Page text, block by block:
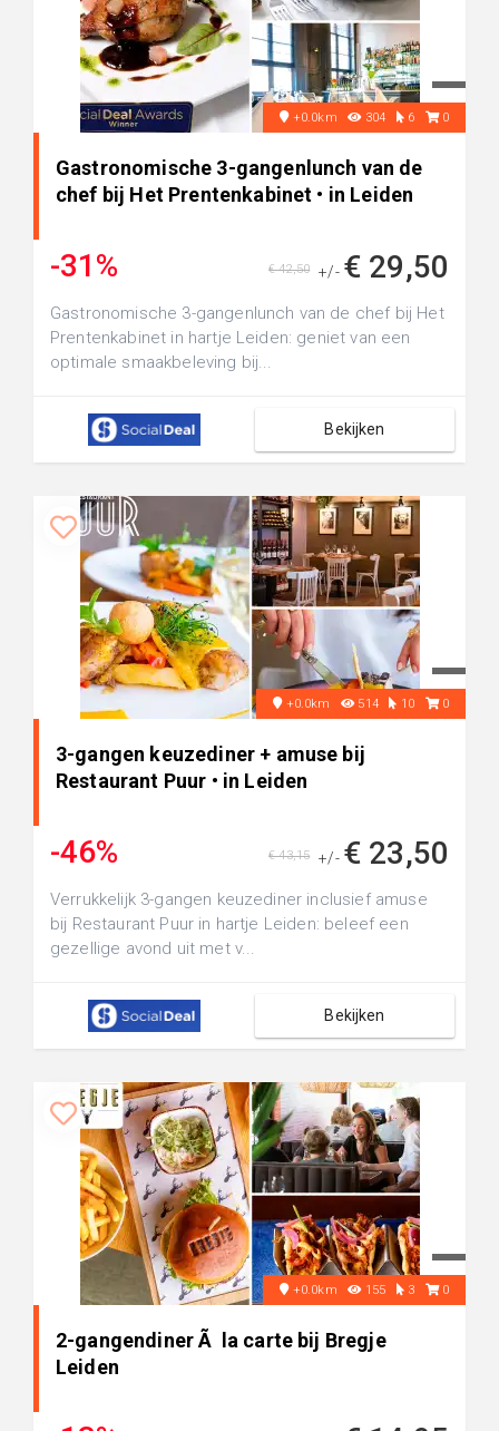
+0.0km 304 6 0
Gastronomische 3-gangenlunch van de
chef bij Het Prentenkabinet • in Leiden
-31% +/- € 29,50
€ 42,50
Gastronomische 3-gangenlunch van de chef bij Het
Prentenkabinet in hartje Leiden: geniet van een
optimale smaakbeleving bij...
Bekijken
+0.0km 514 10 0
3-gangen keuzediner + amuse bij
Restaurant Puur • in Leiden
-46% +/- € 23,50
€ 43,15
Verrukkelijk 3-gangen keuzediner inclusief amuse
bij Restaurant Puur in hartje Leiden: beleef een
gezellige avond uit met v...
Bekijken
+0.0km 155 3 0
2-gangendiner Ã la carte bij Bregje
Leiden